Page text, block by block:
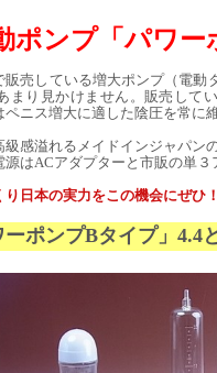
ポンプ「パワー
販売している増大ポンプ（電動
まり見かけません。販売して
ペニス増大に適した陰圧を常に
級感溢れるメイドインジャパン
源はACアダプターと市販の単
り日本の実力をこの機会にぜひ
ーポンプBタ